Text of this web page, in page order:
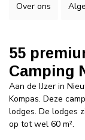
Over ons
55
Camping
Aan de IJzer in
Kompas. Deze
lodges. De lodges
op tot wel 60 m².